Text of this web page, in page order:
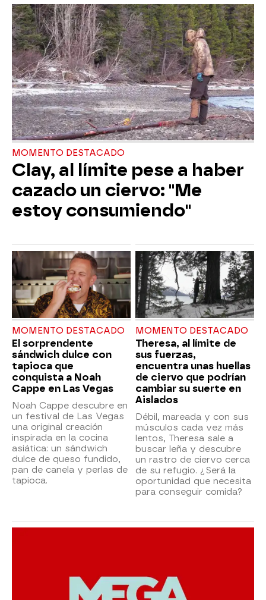
MOMENTO DESTACADO
Clay, al límite pese a haber
cazado un ciervo: "Me
estoy consumiendo"
MOMENTO DESTACADO
El sorprendente
sándwich dulce con
tapioca que
conquista a Noah
Cappe en Las Vegas
Noah Cappe descubre en
un festival de Las Vegas
una original creación
inspirada en la cocina
asiática: un sándwich
dulce de queso fundido,
pan de canela y perlas de
tapioca.
MOMENTO DESTACADO
Theresa, al límite de
sus fuerzas,
encuentra unas huellas
de ciervo que podrían
cambiar su suerte en
Aislados
Débil, mareada y con sus
músculos cada vez más
lentos, Theresa sale a
buscar leña y descubre
un rastro de ciervo cerca
de su refugio. ¿Será la
oportunidad que necesita
para conseguir comida?